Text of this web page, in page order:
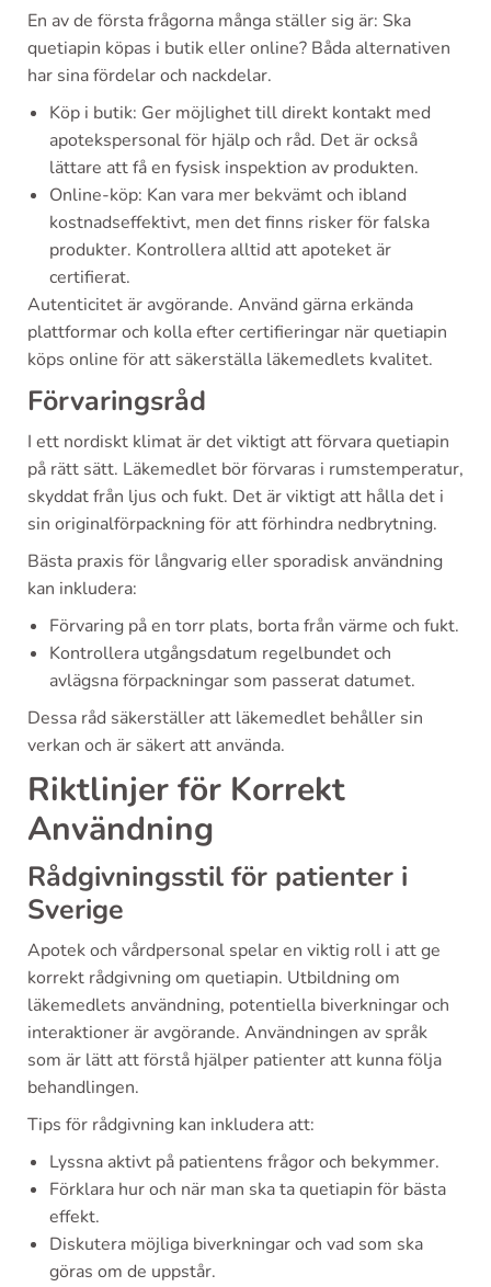
En av de första frågorna många ställer sig är: Ska
quetiapin köpas i butik eller online? Båda alternativen
har sina fördelar och nackdelar.
Köp i butik: Ger möjlighet till direkt kontakt med
apotekspersonal för hjälp och råd. Det är också
lättare att få en fysisk inspektion av produkten.
Online-köp: Kan vara mer bekvämt och ibland
kostnadseffektivt, men det finns risker för falska
produkter. Kontrollera alltid att apoteket är
certifierat.
Autenticitet är avgörande. Använd gärna erkända
plattformar och kolla efter certifieringar när quetiapin
köps online för att säkerställa läkemedlets kvalitet.
Förvaringsråd
I ett nordiskt klimat är det viktigt att förvara quetiapin
på rätt sätt. Läkemedlet bör förvaras i rumstemperatur,
skyddat från ljus och fukt. Det är viktigt att hålla det i
sin originalförpackning för att förhindra nedbrytning.
Bästa praxis för långvarig eller sporadisk användning
kan inkludera:
Förvaring på en torr plats, borta från värme och fukt.
Kontrollera utgångsdatum regelbundet och
avlägsna förpackningar som passerat datumet.
Dessa råd säkerställer att läkemedlet behåller sin
verkan och är säkert att använda.
Riktlinjer för Korrekt
Användning
Rådgivningsstil för patienter i
Sverige
Apotek och vårdpersonal spelar en viktig roll i att ge
korrekt rådgivning om quetiapin. Utbildning om
läkemedlets användning, potentiella biverkningar och
interaktioner är avgörande. Användningen av språk
som är lätt att förstå hjälper patienter att kunna följa
behandlingen.
Tips för rådgivning kan inkludera att:
Lyssna aktivt på patientens frågor och bekymmer.
Förklara hur och när man ska ta quetiapin för bästa
effekt.
Diskutera möjliga biverkningar och vad som ska
göras om de uppstår.